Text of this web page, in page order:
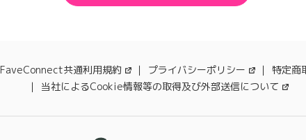
FaveConnect共通利用規約 プライバシーポリシー 特定商
当社によるCookie情報等の取得及び外部送信について